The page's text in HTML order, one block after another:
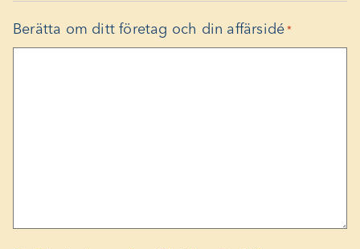
Berätta om ditt företag och din affärsidé *